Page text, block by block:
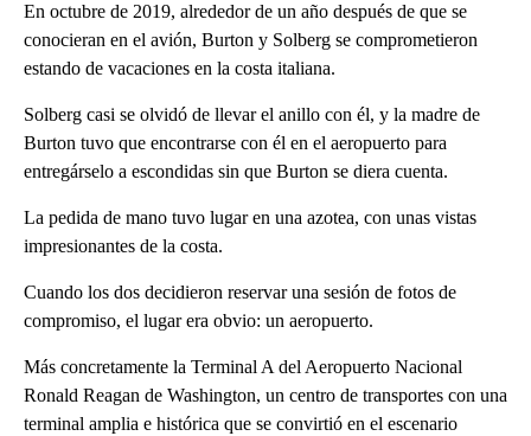
En octubre de 2019, alrededor de un año después de que se
conocieran en el avión, Burton y Solberg se comprometieron
estando de vacaciones en la costa italiana.
Solberg casi se olvidó de llevar el anillo con él, y la madre de
Burton tuvo que encontrarse con él en el aeropuerto para
entregárselo a escondidas sin que Burton se diera cuenta.
La pedida de mano tuvo lugar en una azotea, con unas vistas
impresionantes de la costa.
Cuando los dos decidieron reservar una sesión de fotos de
compromiso, el lugar era obvio: un aeropuerto.
Más concretamente la Terminal A del Aeropuerto Nacional
Ronald Reagan de Washington, un centro de transportes con una
terminal amplia e histórica que se convirtió en el escenario